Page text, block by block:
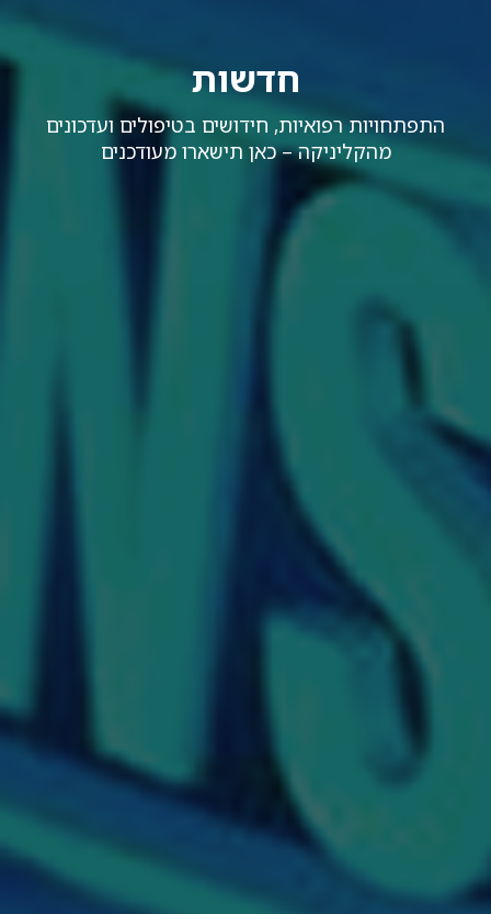
חדשות
התפתחויות רפואיות, חידושים בטיפולים ועדכונים
מהקליניקה – כאן תישארו מעודכנים